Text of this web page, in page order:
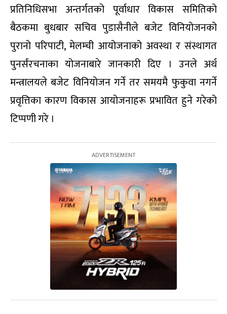
प्रतिनिधिसभा अन्तर्गतको पूर्वाधार विकास समितिको
बैठकमा बुधबार सचिव पुडासैनीले बजेट विनियोजनको
पुरानो परिपाटी, मेलम्ची आयोजनाको अवस्था र संस्थागत
पुनर्संरचनाका योजनाबारे जानकारी दिए । उनले अर्थ
मन्त्रालयले बजेट विनियोजन गर्ने तर समयमै फुकुवा नगर्ने
प्रवृत्तिका कारण विकास आयोजनाहरू प्रभावित हुने गरेको
टिप्पणी गरे ।